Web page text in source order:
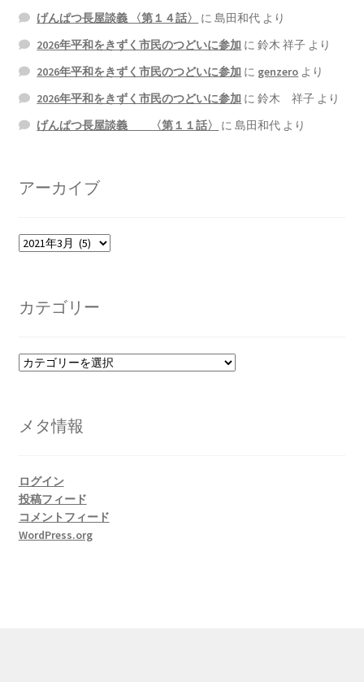
げんぱつ長屋談義 〈第１４話〉 に島田和代 より
2026年平和をきずく市民のつどいに参加 に鈴木 祥子 より
2026年平和をきずく市民のつどいに参加 に genzero より
2026年平和をきずく市民のつどいに参加 に鈴木 祥子 より
げんぱつ長屋談義 〈第１１話〉
に島田和代 より
アーカイブ
ア
ブ
カテゴリー
カ
ー
メタ情報
ログイン
投稿フィード
コメントフィード
WordPress.org